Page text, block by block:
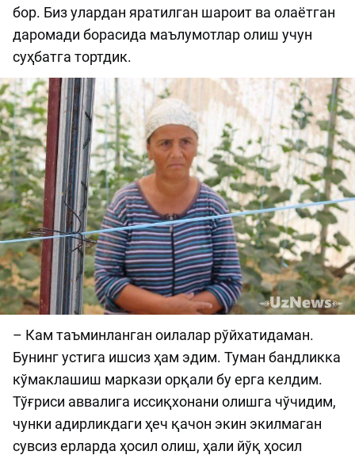
бор. Биз улардан яратилган шароит ва олаётган
даромади борасида маълумотлар олиш учун
суҳбатга тортдик.
– Кам таъминланган оилалар рўйхатидаман.
Бунинг устига ишсиз ҳам эдим. Туман бандликка
кўмаклашиш маркази орқали бу ерга келдим.
Тўғриси аввалига иссиқхонани олишга чўчидим,
чунки адирликдаги ҳеч қачон экин экилмаган
сувсиз ерларда ҳосил олиш, ҳали йўқ ҳосил